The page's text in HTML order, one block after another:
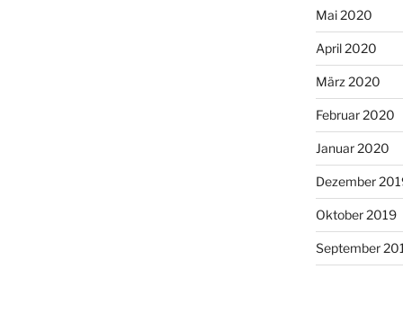
Mai 2020
April 2020
März 2020
Februar 2020
Januar 2020
Dezember
Oktober 2019
September